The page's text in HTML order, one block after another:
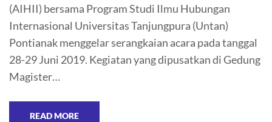
(AIHII) bersama Program Studi Ilmu Hubungan
Internasional Universitas Tanjungpura (Untan)
Pontianak menggelar serangkaian acara pada tanggal
28-29 Juni 2019. Kegiatan yang dipusatkan di Gedung
Magister…
READ MORE